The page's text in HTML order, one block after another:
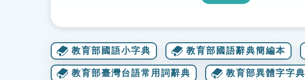
教育部國語小字典 教育部國語辭典簡編本
教育部臺灣台語常用詞辭典 教育部異體字字典